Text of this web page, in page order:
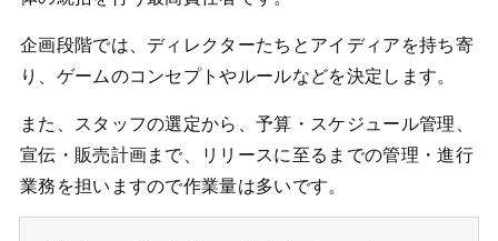
企画段階では、ディレクターたちとアイディアを持ち寄
り、ゲームのコンセプトやルールなどを決定します。
また、スタッフの選定から、予算・スケジュール管理、
宣伝・販売計画まで、リリースに至るまでの管理・進行
業務を担いますので作業量は多いです。